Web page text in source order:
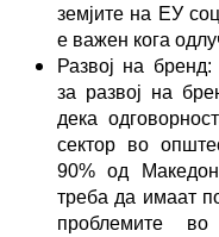
земјите на ЕУ
е важен кога
Развој на бренд:
за развој на
дека
сектор во
90% од
треба да имаат
проблемите во